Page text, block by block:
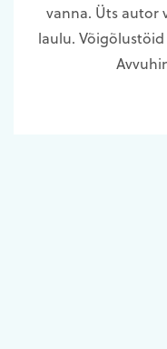
vanna. Üts autor
laulu.